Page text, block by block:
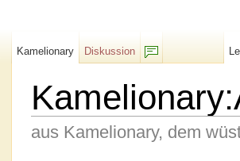
aus Kamelionary, dem
Kamelionary
Diskussion